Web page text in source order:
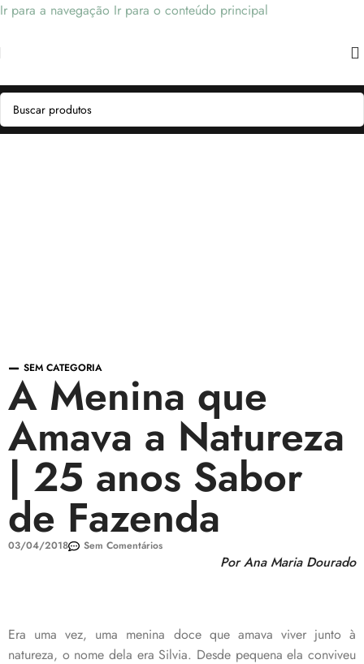
Ir para a navegação Ir para o conteúdo principal
SEM CATEGORIA
A Menina que
Amava a Natureza
| 25 anos Sabor
de Fazenda
03/04/2018 Sem Comentários
Por Ana Maria Dourado
Era uma vez, uma menina doce que amava viver junto à
natureza, o nome dela era Silvia. Desde pequena ela conviveu